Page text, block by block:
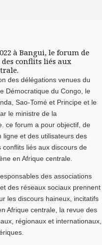
à Bangui, le forum de
conflits liés aux
des délégations venues du
Démocratique du Congo, le
Sao-Tomé et Principe et le
le ministre de la
ce forum a pour objectif, de
ligne et des utilisateurs des
liés aux discours de
en Afrique centrale.
des associations
des réseaux sociaux prennent
les discours haineux, incitatifs
Afrique centrale, la revue des
régionaux et internationaux,